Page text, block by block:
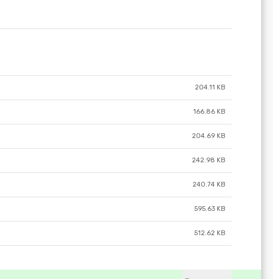
204.11 KB
166.86 KB
204.69 KB
242.98 KB
240.74 KB
595.63 KB
512.62 KB